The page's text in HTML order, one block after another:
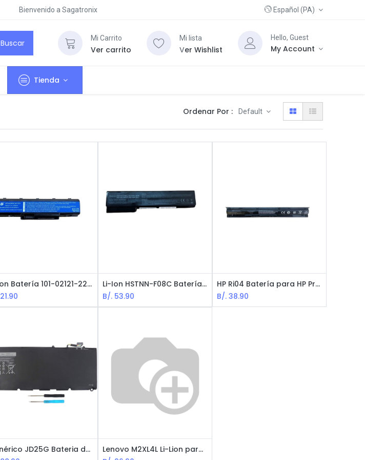
Bienvenido a Sagatronix Español (PA)
Buscar Mi Carrito
Ver carrito
Mi lista
Ver Wishlist
Hello, Guest
My Account
Tienda
Ordenar Por : Default
Li-Ion Batería 101-02121-22023 de Acer Aspire - 11.1V / 5200 mAh
21.90
Li-Ion HSTNN-F08C Batería para HP Probook - 10.8V / 5200 mAh / 3 Celdas
B/. 53.90
HP Ri04 Batería para HP Probook Series - 14.8V / 2600mAh / 44Wh
B/.38.90
Genérico JD25G Bateria de Reemplazo para Dell XPS 13 - 7.4VDC, 52Wh
Lenovo M2XL4L Li-Lion para laptop / Series E480 / E490 / E585 / E595 / E14 / E15